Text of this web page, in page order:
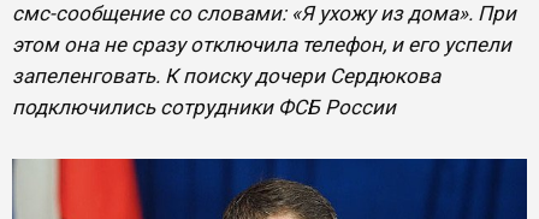
смс-сообщение со словами: «Я ухожу из дома». При
этом она не сразу отключила телефон, и его успели
запеленговать. К поиску дочери Сердюкова
подключились сотрудники ФСБ России